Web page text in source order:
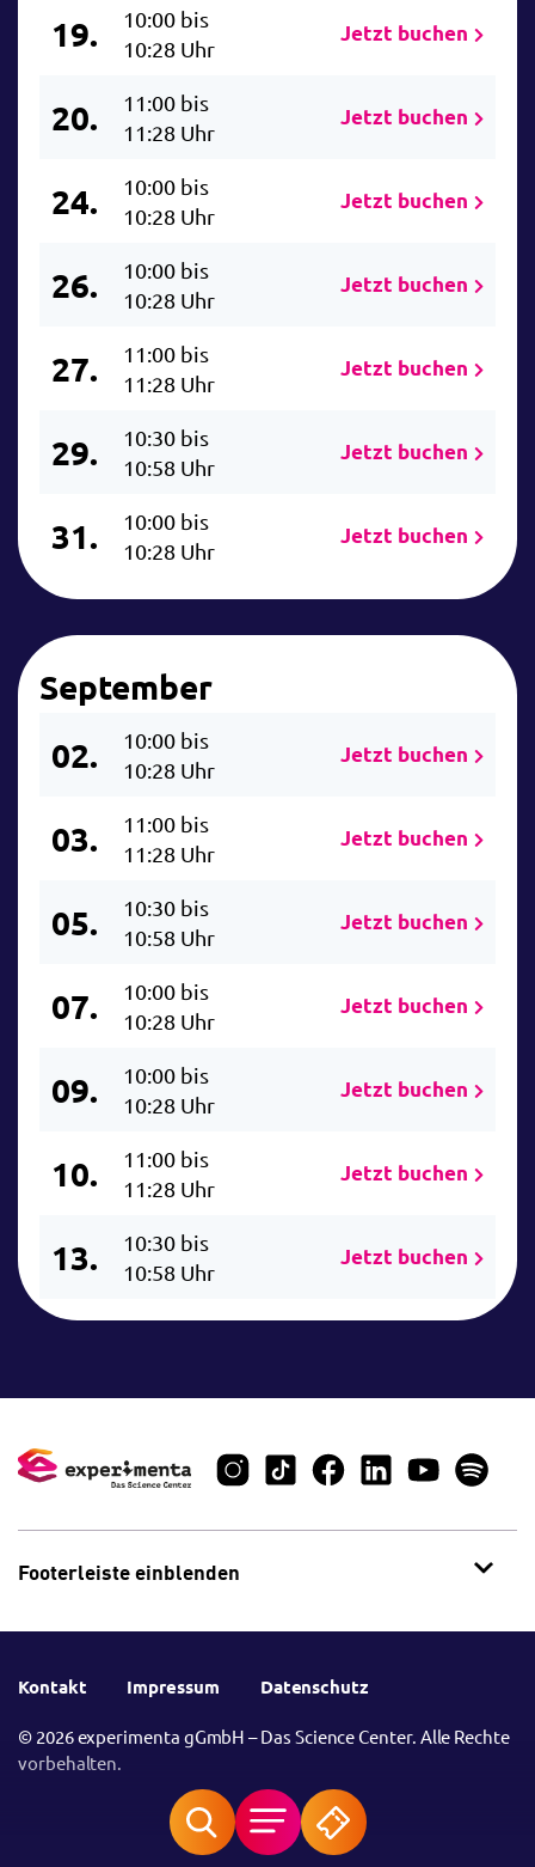
19.
10:00 bis
10:28 Uhr
Jetzt buchen
20.
11:00 bis
11:28 Uhr
Jetzt buchen
24.
10:00 bis
10:28 Uhr
Jetzt buchen
26.
10:00 bis
10:28 Uhr
Jetzt buchen
27.
11:00 bis
11:28 Uhr
Jetzt buchen
29.
10:30 bis
10:58 Uhr
Jetzt buchen
31.
10:00 bis
10:28 Uhr
Jetzt buchen
September
02.
10:00 bis
10:28 Uhr
Jetzt buchen
03.
11:00 bis
11:28 Uhr
Jetzt buchen
05.
10:30 bis
10:58 Uhr
Jetzt buchen
07.
10:00 bis
10:28 Uhr
Jetzt buchen
09.
10:00 bis
10:28 Uhr
Jetzt buchen
10.
11:00 bis
11:28 Uhr
Jetzt buchen
13.
10:30 bis
10:58 Uhr
Jetzt buchen
Footerleiste einblenden
Kontakt Impressum Datenschutz
© 2026 experimenta gGmbH – Das Science Center. Alle Rechte
vorbehalten.